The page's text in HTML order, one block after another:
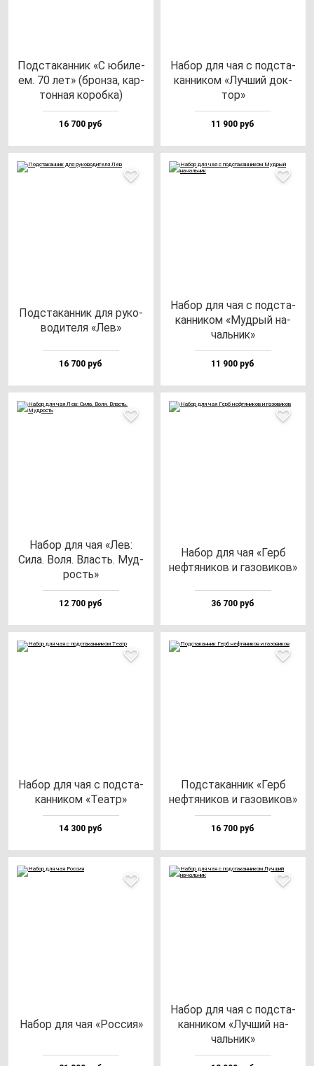
Под­ста­кан­ник «С юби­ле­
ем. 70 лет» (брон­за, кар­
тон­ная ко­роб­ка)
16 700 руб
Набор для чая с под­ста­
кан­ни­ком «Луч­ший док­
тор»
11 900 руб
Под­ста­кан­ник для ру­ко­
во­ди­те­ля «Лев»
16 700 руб
Набор для чая с под­ста­
кан­ни­ком «Муд­рый на­
чаль­ник»
11 900 руб
Набор для чая «Лев:
Сила. Воля. Власть. Муд­
рость»
12 700 руб
Набор для чая «Герб
неф­тя­ни­ков и га­зо­ви­ков»
36 700 руб
Набор для чая с под­ста­
кан­ни­ком «Театр»
14 300 руб
Под­ста­кан­ник «Герб
неф­тя­ни­ков и га­зо­ви­ков»
16 700 руб
Набор для чая «Рос­сия»
Набор для чая с под­ста­
кан­ни­ком «Луч­ший на­
чаль­ник»